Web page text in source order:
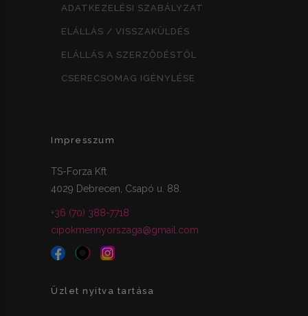
ADATKEZELÉSI SZABÁLYZAT
ELÁLLÁS / VISSZAKÜLDÉS
ELÁLLÁS A SZERZŐDÉSTŐL
CSERECSOMAG IGÉNYLÉSE
Impresszum
TS-Forza Kft
4029 Debrecen, Csapó u. 88.
+36 (70) 388-7718
cipokmennyorszaga@gmail.com
Üzlet nyitva tartása